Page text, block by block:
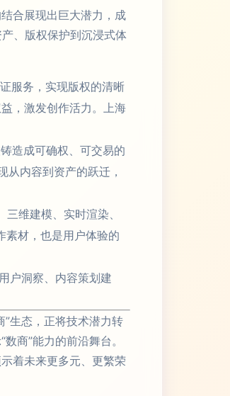
合展现出巨大潜力，成
、版权保护到沉浸式体
服务，实现版权的清晰
，激发创作活力。上海
造成可确权、可交易的
从内容到资产的跃迁，
维建模、实时渲染、
素材，也是用户体验的
户洞察、内容策划建
生态，正将技术潜力转
商”能力的前沿舞台。
着未来更多元、更繁荣